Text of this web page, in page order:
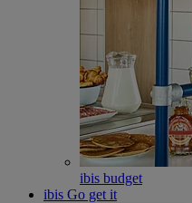
ibis budget
ibis Go get it